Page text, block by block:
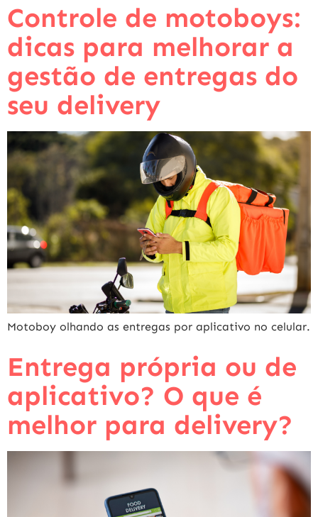
Controle de motoboys:
dicas para melhorar a
gestão de entregas do
seu delivery
Motoboy olhando as entregas por aplicativo no celular.
Entrega própria ou de
aplicativo? O que é
melhor para delivery?